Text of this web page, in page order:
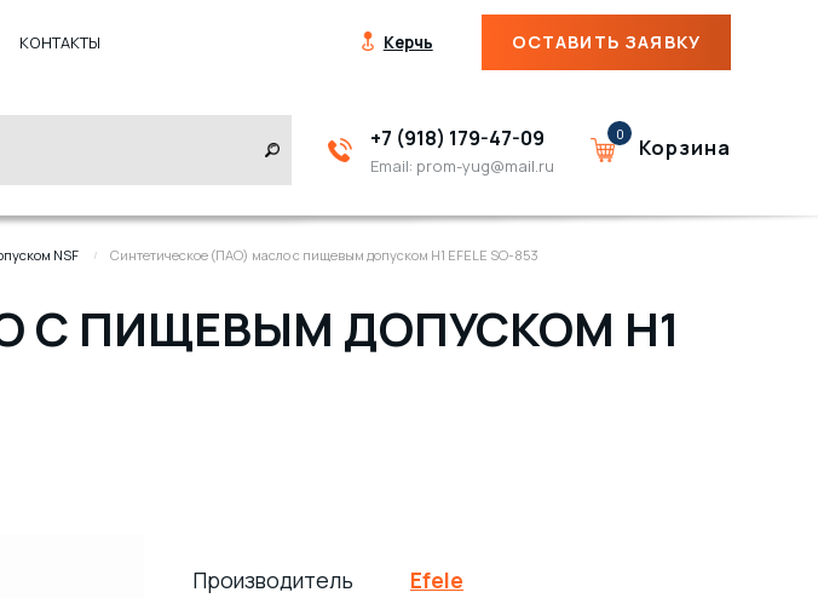
КОНТАКТЫ Керчь ОСТАВИТЬ ЗАЯВКУ
+7 (918) 179-47-09
Email: prom-yug@mail.ru
0
Корзина
NSF Синтетическое (ПАО) масло с пищевым допуском H1 EFELE SO-853
С ПИЩЕВЫМ ДОПУСКОМ H1
Производитель Efele